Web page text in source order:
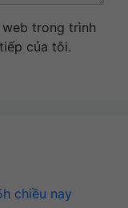
trong trình
của tôi.
chiều nay